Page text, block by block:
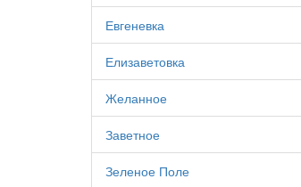
Евгеневка
Елизаветовка
Желанное
Заветное
Зеленое Поле